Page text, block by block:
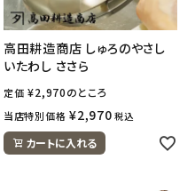
高田耕造商店 しゅろのやさし
いたわし ささら
定価 ¥2,970のところ
当店特別価格 ¥2,970 税込
カートに入れる